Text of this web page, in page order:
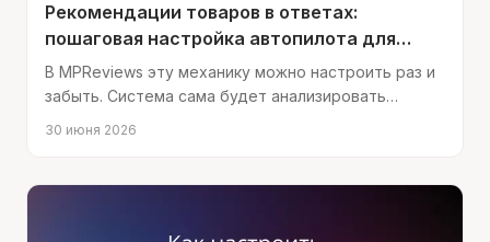
Рекомендации товаров в ответах:
пошаговая настройка автопилота для
кросс-продаж
В MPReviews эту механику можно настроить раз и
забыть. Система сама будет анализировать
30 июня 2026